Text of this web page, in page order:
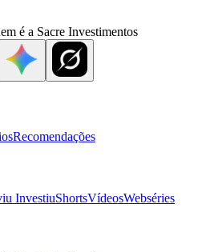
é a Sacre Investimentos
Recomendações
InvestiuShortsVídeosWebséries